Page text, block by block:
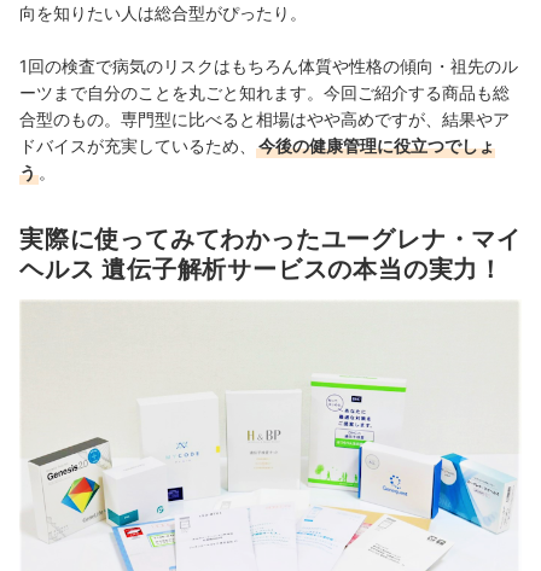
向を知りたい人は総合型がぴったり。
1回の検査で病気のリスクはもちろん体質や性格の傾向・祖先のル
ーツまで自分のことを丸ごと知れます。今回ご紹介する商品も総
合型のもの。専門型に比べると相場はやや高めですが、結果やア
ドバイスが充実しているため、
今後の健康管理に役立つでしょ
う 。
実際に使ってみてわかったユーグレナ・マイ
ヘルス 遺伝子解析サービスの本当の実力！